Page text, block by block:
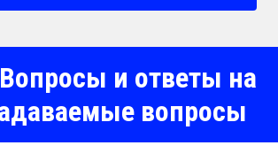
и ответы на
вопросы